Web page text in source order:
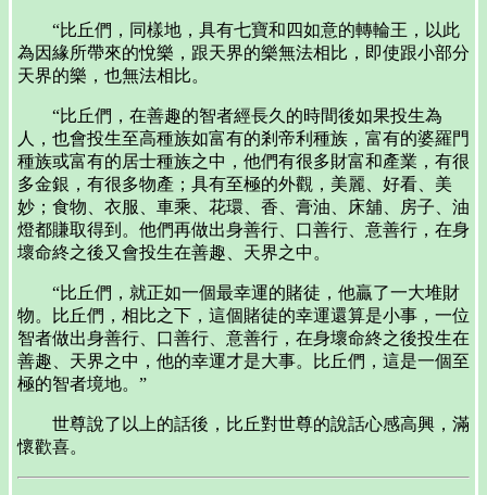
“比丘們，同樣地，具有七寶和四如意的轉輪王，以此
為因緣所帶來的悅樂，跟天界的樂無法相比，即使跟小部分
天界的樂，也無法相比。
“比丘們，在善趣的智者經長久的時間後如果投生為
人，也會投生至高種族如富有的剎帝利種族，富有的婆羅門
種族或富有的居士種族之中，他們有很多財富和產業，有很
多金銀，有很多物產；具有至極的外觀，美麗、好看、美
妙；食物、衣服、車乘、花環、香、膏油、床舖、房子、油
燈都賺取得到。他們再做出身善行、口善行、意善行，在身
壞命終之後又會投生在善趣、天界之中。
“比丘們，就正如一個最幸運的賭徒，他贏了一大堆財
物。比丘們，相比之下，這個賭徒的幸運還算是小事，一位
智者做出身善行、口善行、意善行，在身壞命終之後投生在
善趣、天界之中，他的幸運才是大事。比丘們，這是一個至
極的智者境地。”
世尊說了以上的話後，比丘對世尊的說話心感高興，滿
懷歡喜。